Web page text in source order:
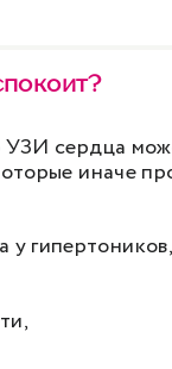
сердца
иначе
у гипертоников,